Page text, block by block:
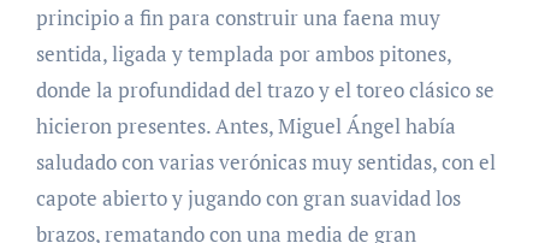
principio a fin para construir una faena muy
sentida, ligada y templada por ambos pitones,
donde la profundidad del trazo y el toreo clásico se
hicieron presentes. Antes, Miguel Ángel había
saludado con varias verónicas muy sentidas, con el
capote abierto y jugando con gran suavidad los
brazos, rematando con una media de gran